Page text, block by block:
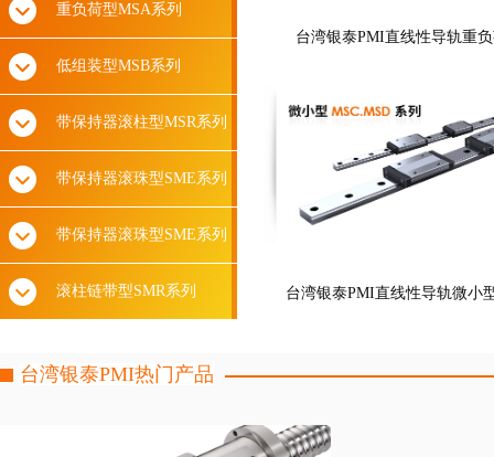
台湾银泰PMI直线性导轨重
台湾银泰PMI直线性导轨微小
重负荷型MSA系列
低组装型MSB系列
带保持器滚柱型MSR系列
带保持器滚珠型SME系列
带保持器滚珠型SME系列
滚柱链带型SMR系列
台湾银泰PMI热门产品